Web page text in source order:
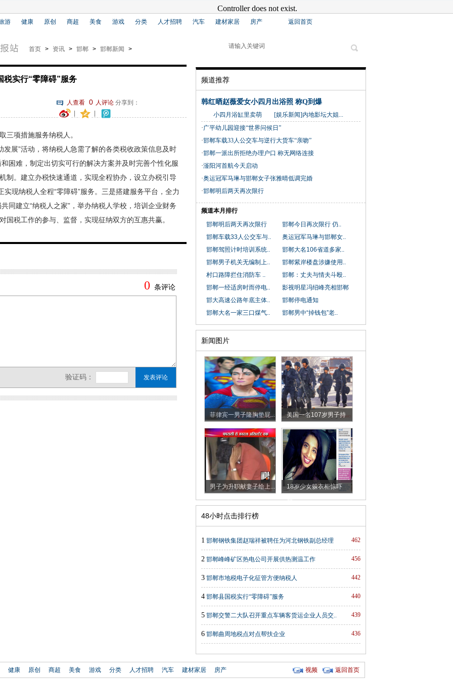
游 健康 原创 商超 美食 游戏 分类 人才招聘 汽车 建材家居 房产 返回首页
首页 > 资讯 > 邯郸 > 邯郸新闻 >
税实行“零障碍”服务
人查看 0 人评论分享到：
三项措施服务纳税人。
”活动，将纳税人急需了解的各类税收政策信息及时
困难，制定出切实可行的解决方案并及时完善个性化服
制。建立办税快速通道，实现全程协办，设立办税引导
实现纳税人全程“零障碍”服务。三是搭建服务平台，全力
同建立“纳税人之家”，举办纳税人学校，培训企业财务
税工作的参与、监督，实现征纳双方的互惠共赢。
频道推荐
韩红晒赵薇爱女小四月出浴照 称Q到爆
小四月浴缸里卖萌 [娱乐新闻]内地影坛大姐...
·广平幼儿园迎接“世界问候日”
·邯郸车载33人公交车与逆行大货车“亲吻”
·邯郸一派出所拒绝办理户口 称无网络连接
·滏阳河首航今天启动
·奥运冠军马琳与邯郸女子张雅晴低调完婚
·邯郸明后两天再次限行
频道本月排行
邯郸明后两天再次限行
邯郸今日再次限行 仍..
邯郸车载33人公交车与..
奥运冠军马琳与邯郸女..
邯郸驾照计时培训系统..
邯郸大名106省道多家..
邯郸男子机关无编制上..
邯郸紫岸楼盘涉嫌使用..
村口路障拦住消防车 ..
邯郸：丈夫与情夫斗殴..
邯郸一经适房时而停电..
影视明星冯绍峰亮相邯郸
邯大高速公路年底主体..
邯郸停电通知
邯郸大名一家三口煤气..
邯郸男中“掉钱包”老..
新闻图片
菲律宾一男子隆胸垫屁...
美国一名107岁男子持
枪...
男子为升职献妻子给上...
18岁少女躲衣柜惊吓
朋...
48小时点击排行榜
462
1 邯郸钢铁集团赵瑞祥被聘任为河北钢铁副总经理
456
2 邯郸峰峰矿区热电公司开展供热测温工作
442
3 邯郸市地税电子化征管方便纳税人
440
4 邯郸县国税实行“零障碍”服务
439
5 邯郸交警二大队召开重点车辆客货运企业人员交..
436
6 邯郸曲周地税点对点帮扶企业
健康 原创 商超 美食 游戏 分类 人才招聘 汽车 建材家居 房产 返回首页
视频